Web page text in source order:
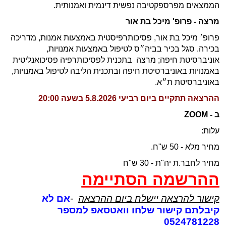
הממצאים מפרספקטיבה נפשית דינמית ואמנותית.
מרצה - פרופ' מיכל בת אור
פרופ׳ מיכל בת אור, פסיכותרפיסטית באמצעות אמנות, מדריכה
בכירה. סגל בכיר בביה״ס לטיפול באמצעות אמנויות,
אוניברסיטת חיפה; מרצה בתכנית לפסיכותרפיה פסיכואנליטית
באמנויות באוניברסיטת חיפה ובתכנית הליבה לטיפול באמנויות,
באוניברסיטת ת״א.
ההרצאה תתקיים ביום רביעי 5.8.2026 בשעה 20:00
ב - ZOOM
עלות:
מחיר מלא - 50 ש"ח.
מחיר לחבר.ת יה"ת - 30 ש"ח
ההרשמה הסתיימה
קישור להרצאה יישלח ביום ההרצאה -אם לא
קיבלתם קישור שלחו וואטסאפ למספר
0524781228